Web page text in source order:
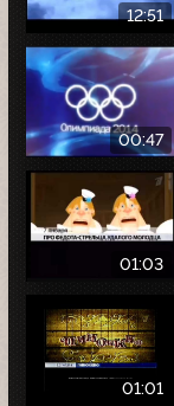
12:51
00:47
01:03
01:01